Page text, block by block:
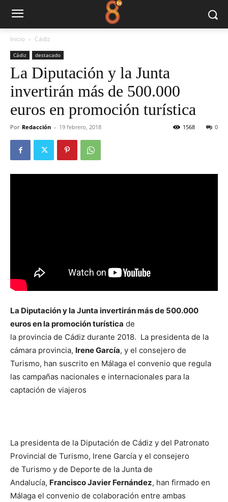
Inicio Cádiz
Cádiz destacado
La Diputación y la Junta
invertirán más de 500.000
euros en promoción turística
Por Redacción - 19 febrero, 2018 0
1568
La Diputación y la Junta invertirán más de 500.000
euros en la promoción turística de
la provincia de Cádiz durante 2018. La presidenta de la
cámara provincia, Irene García, y el consejero de
Turismo, han suscrito en Málaga el convenio que regula
las campañas nacionales e internacionales para la
captación de viajeros
La presidenta de la Diputación de Cádiz y del Patronato
Provincial de Turismo, Irene García y el consejero
de Turismo y de Deporte de la Junta de
Andalucía, Francisco Javier Fernández, han firmado en
Málaga el convenio de colaboración entre ambas